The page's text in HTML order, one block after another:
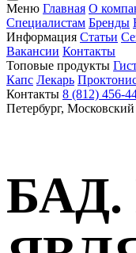
Меню Главная О
Специалистам Бренды
Информация Статьи
Вакансии Контакты
Топовые продукты
Капс Лекарь
Контакты 8 (812) 456-
Петербург,
БАД.